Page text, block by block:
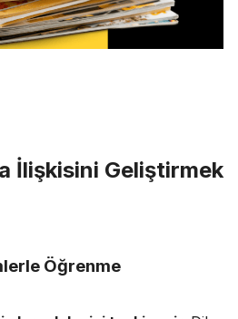
İlişkisini Geliştirmek
Öğrenme